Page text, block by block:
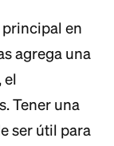
en
agrega una
el
Tener una
ser útil para